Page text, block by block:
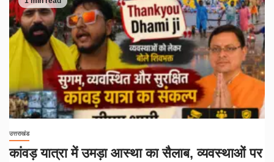
उत्तराखंड
कांवड़ यात्रा में उमड़ा आस्था का सैलाब, व्यवस्थाओं पर